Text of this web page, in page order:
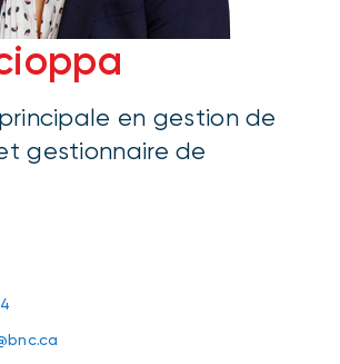
en gestion de
gestionnaire de